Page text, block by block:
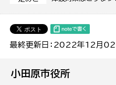
最終更新日：2022年12月02
小田原市役所